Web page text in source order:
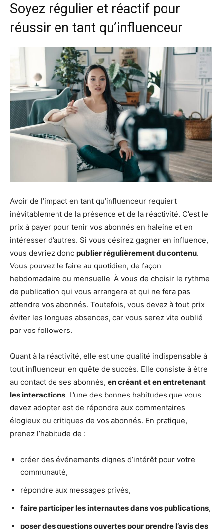
Soyez régulier et réactif pour
réussir en tant qu’influenceur
Avoir de l’impact en tant qu’influenceur requiert
inévitablement de la présence et de la réactivité. C’est le
prix à payer pour tenir vos abonnés en haleine et en
intéresser d’autres. Si vous désirez gagner en influence,
vous devriez donc publier régulièrement du contenu.
Vous pouvez le faire au quotidien, de façon
hebdomadaire ou mensuelle. À vous de choisir le rythme
de publication qui vous arrangera et qui ne fera pas
attendre vos abonnés. Toutefois, vous devez à tout prix
éviter les longues absences, car vous serez vite oublié
par vos followers.
Quant à la réactivité, elle est une qualité indispensable à
tout influenceur en quête de succès. Elle consiste à être
au contact de ses abonnés, en créant et en entretenant
les interactions. L’une des bonnes habitudes que vous
devez adopter est de répondre aux commentaires
élogieux ou critiques de vos abonnés. En pratique,
prenez l’habitude de :
créer des événements dignes d’intérêt pour votre
communauté,
répondre aux messages privés,
faire participer les internautes dans vos publications,
poser des questions ouvertes pour prendre l’avis des